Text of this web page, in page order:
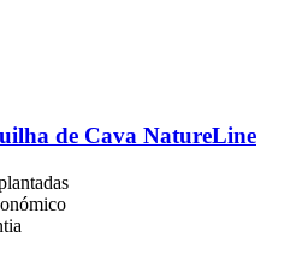
de Cava NatureLine